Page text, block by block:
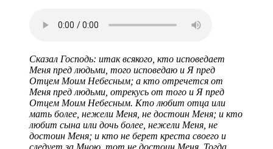
Сказал Господь: итак всякого, кто исповедает
Меня пред людьми, того исповедаю и Я пред
Отцем Моим Небесным; а кто отречется от
Меня пред людьми, отрекусь от того и Я пред
Отцем Моим Небесным. Кто любит отца или
мать более, нежели Меня, не достоин Меня; и кто
любит сына или дочь более, нежели Меня, не
достоин Меня; и кто не берет креста своего и